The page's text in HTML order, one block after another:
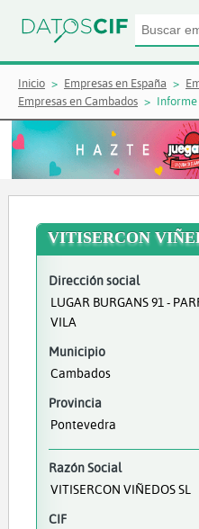
Inicio Empresas en España
Empresas en Cambados
Informe
VITISERCON
Dirección social
LUGAR BURGANS 91 -
VILA
Municipio
Cambados
Provincia
Pontevedra
Razón Social
VITISERCON VIÑEDOS SL
CIF